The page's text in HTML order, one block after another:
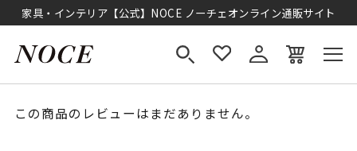
家具・インテリア【公式】NOCE ノーチェオンライン通販サイト
この商品のレビューはまだありません。